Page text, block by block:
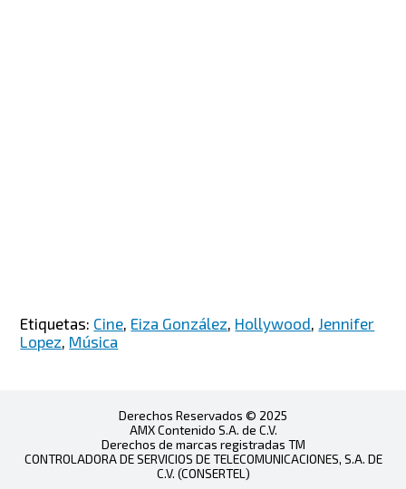
Etiquetas: Cine Eiza González Hollywood Jennifer
Lopez Música
Derechos Reservados © 2025
AMX Contenido S.A. de C.V.
Derechos de marcas registradas TM
CONTROLADORA DE SERVICIOS DE TELECOMUNICACIONES, S.A. DE
C.V. (CONSERTEL)